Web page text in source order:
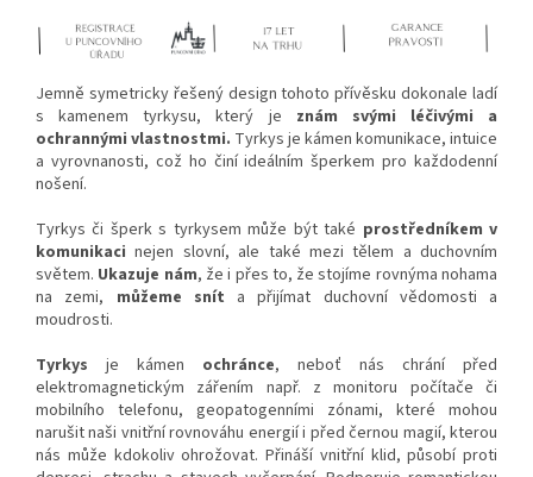
Jemně symetricky řešený design tohoto přívěsku dokonale ladí
s kamenem tyrkysu, který je znám svými léčivými a
ochrannými vlastnostmi. Tyrkys je kámen komunikace, intuice
a vyrovnanosti, což ho činí ideálním šperkem pro každodenní
nošení.
Tyrkys či šperk s tyrkysem může být také prostředníkem v
komunikaci nejen slovní, ale také mezi tělem a duchovním
světem. Ukazuje nám, že i přes to, že stojíme rovnýma nohama
na zemi, můžeme snít a přijímat duchovní vědomosti a
moudrosti.
Tyrkys je kámen ochránce, neboť nás chrání před
elektromagnetickým zářením např. z monitoru počítače či
mobilního telefonu, geopatogenními zónami, které mohou
narušit naši vnitřní rovnováhu energií i před černou magií, kterou
nás může kdokoliv ohrožovat. Přináší vnitřní klid, působí proti